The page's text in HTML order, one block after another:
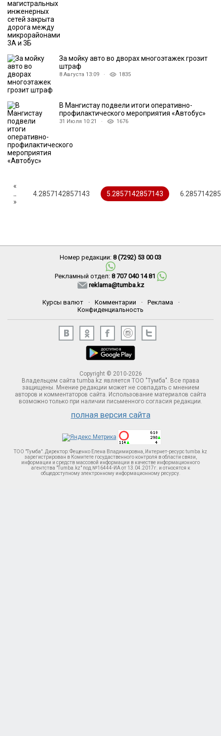
За мойку авто во дворах многоэтажек грозит
штраф
8 Августа 13:09 · 1835
В Мангистау подвели итоги оперативно-
профилактического мероприятия «Автобус»
31 Июля 10:21 · 1676
«
..
4.2857142857143 5.2857142857143
»
Номер редакции: 8 (7292) 53 00 03
Рекламный отдел: 8 707 040 14 81
reklama@tumba.kz
Курсы валют · Комментарии · Реклама
·
Конфиденциальность
Copyright © 2010-2026
Владельцем сайта tumba.kz является ТОО "Тумба". Все права
защищены. Мнение редакции может не совпадать с мнением
авторов и комментаторов сайта. Использование материалов сайта
возможно только при наличии письменного согласия редакции.
полная версия сайта
ТОО "Тумба". Директор: Фещенко Елена Владимировна, Интернет-ресурс tumba.kz
зарегистрирован в Комитете госудаственного контроля в области связи,
информации и средств массовой информации в качестве информационного
агентства "Tumba.kz" под №16444-ИА от 13.04.2017г. и относятся к
общедоступному электронному информационному ресурсу.